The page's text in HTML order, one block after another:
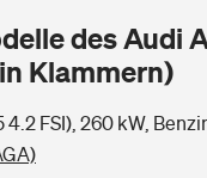
Wie gefährdet ist Ihr
Jetzt Versicherer finden
viel Geld bekomme ich
des Audi
Klammern)
4.2 FSI), 260 kW,